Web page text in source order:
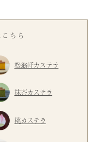
ちら
松翁軒カステラ
抹茶カステラ
桃カステラ